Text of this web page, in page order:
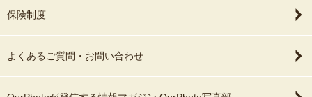
保険制度
よくあるご質問・お問い合わせ